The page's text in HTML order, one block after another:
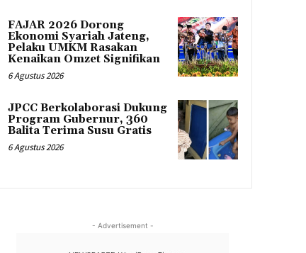
FAJAR 2026 Dorong
Ekonomi Syariah Jateng,
Pelaku UMKM Rasakan
Kenaikan Omzet Signifikan
6 Agustus 2026
JPCC Berkolaborasi Dukung
Program Gubernur, 360
Balita Terima Susu Gratis
6 Agustus 2026
- Advertisement -